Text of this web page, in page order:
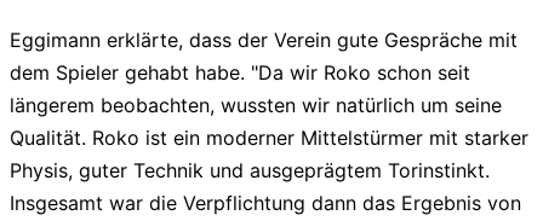
Eggimann erklärte, dass der Verein gute Gespräche mit
dem Spieler gehabt habe. "Da wir Roko schon seit
längerem beobachten, wussten wir natürlich um seine
Qualität. Roko ist ein moderner Mittelstürmer mit starker
Physis, guter Technik und ausgeprägtem Torinstinkt.
Insgesamt war die Verpflichtung dann das Ergebnis von